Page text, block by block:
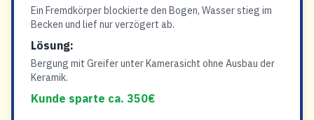
Ein Fremdkörper blockierte den Bogen, Wasser stieg im
Becken und lief nur verzögert ab.
Lösung:
Bergung mit Greifer unter Kamerasicht ohne Ausbau der
Keramik.
Kunde sparte ca. 350€